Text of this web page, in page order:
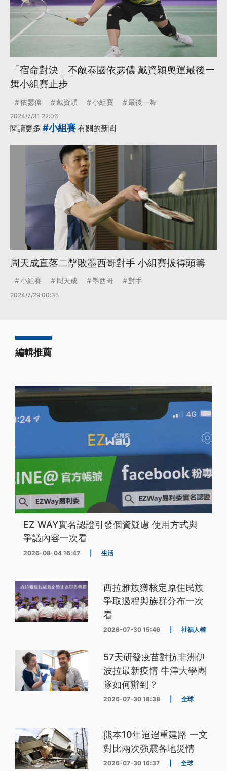
「宿命對決」不敵泰國依瑟儂 戴資穎奧運最後一
舞小組賽止步
依瑟儂 戴資穎 小組賽 最後一舞
2024/7/31 22:06
閱讀更多 #小組賽 有關的新聞
周天成直落二擊敗墨西哥對手 小組賽拔得頭籌
小組賽 周天成 墨西哥 對手
2024/7/29 00:35
編輯推薦
EZ WAY實名認證引發個資疑慮 使用方式與
爭議內容一次看
2026-08-04 16:47 生活
西拉雅族獲核定原住民族
爭取過程與族群分布一次
看
2026-07-30 15:46 社福人權
57天研發疫苗對抗非洲伊
波拉最新疫情 牛津大學團
隊如何辦到？
2026-07-30 18:38 全球
熊本10年迢迢重建路 一文
對比兩次強震各地災情
2026-07-30 16:37 全球